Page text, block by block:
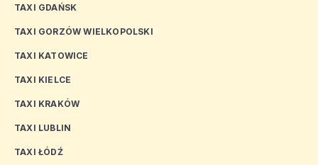
TAXI GDAŃSK
TAXI GORZÓW WIELKOPOLSKI
TAXI KATOWICE
TAXI KIELCE
TAXI KRAKÓW
TAXI LUBLIN
TAXI ŁÓDŹ